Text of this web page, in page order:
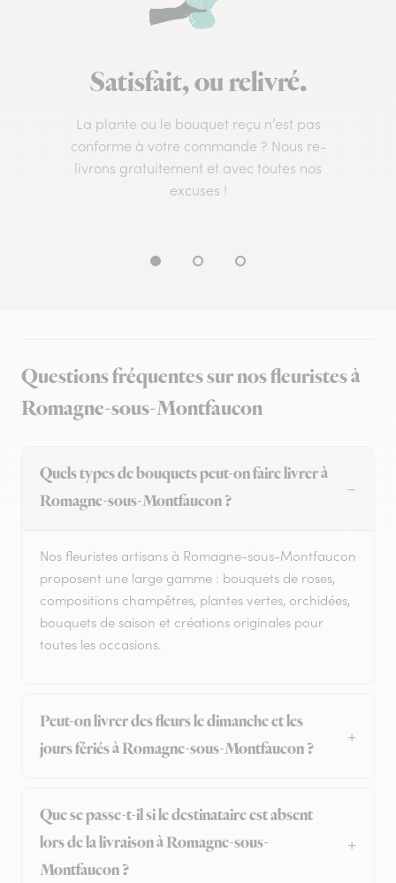
Satisfait, ou relivré.
La plante ou le bouquet reçu n’est pas
conforme à votre commande ? Nous re-
livrons gratuitement et avec toutes nos
excuses !
Questions fréquentes sur nos fleuristes à
Romagne-sous-Montfaucon
Quels types de bouquets peut-on faire livrer à
Romagne-sous-Montfaucon ?
Nos fleuristes artisans à Romagne-sous-Montfaucon
proposent une large gamme : bouquets de roses,
compositions champêtres, plantes vertes, orchidées,
bouquets de saison et créations originales pour
toutes les occasions.
Peut-on livrer des fleurs le dimanche et les
jours fériés à Romagne-sous-Montfaucon ?
Que se passe-t-il si le destinataire est absent
lors de la livraison à Romagne-sous-
Montfaucon ?